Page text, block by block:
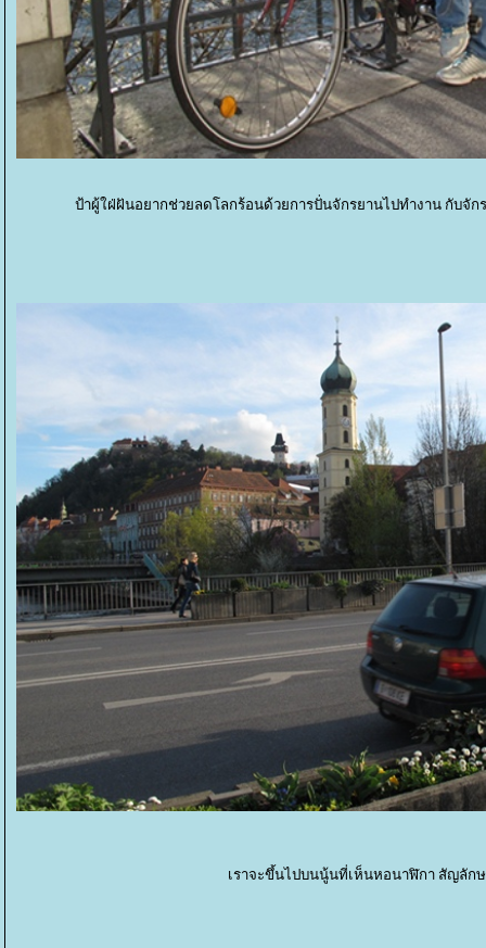
ป้าผู้ใฝ่ฝันอยากช่วยลดโลกร้อนด้วยการปั่นจักรยานไปทำงาน กับจั
เราจะขึ้นไปบนนู้นที่เห็นหอนาฬิกา สัญลักษ